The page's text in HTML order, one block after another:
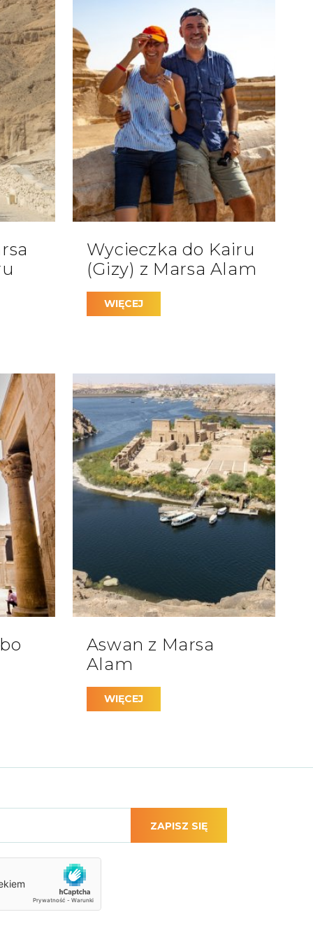
można zwiedzić:
jest realizowana jest w formie grupowej
takie jak:
i elastycznym planem podróży.
w Marsa Alam?
przewodnikiem. Dzięki temu zwiedzanie
atrakcji kraju faraonów.
Wycieczka do Kairu
(Gizy) z Marsa Alam
WIĘCEJ
Aswan z Marsa
Alam
WIĘCEJ
ZAPISZ SIĘ